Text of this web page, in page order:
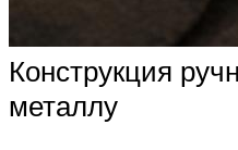
Конструкция
металлу